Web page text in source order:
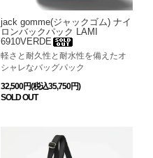
jack gomme(ジャックゴム) ナイ
ロンバックパック LAMI
6910VERDE
軽さと耐久性と耐水性を備えたオ
シャレなバッグパック
32,500円(税込35,750円)
SOLD OUT